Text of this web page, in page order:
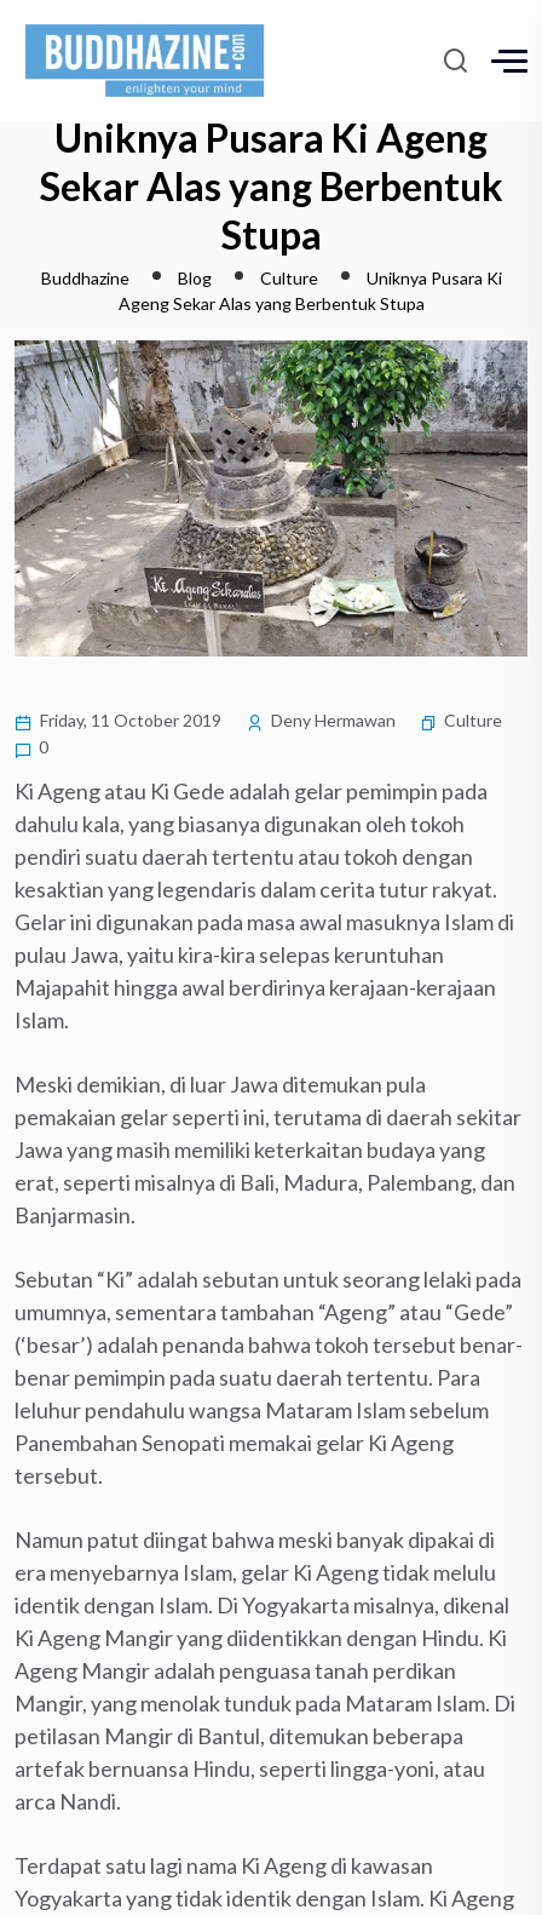
Uniknya Pusara Ki Ageng
Sekar Alas yang Berbentuk
Stupa
Buddhazine Blog Culture
Uniknya Pusara Ki
Ageng Sekar Alas yang Berbentuk Stupa
Friday, 11 October 2019 Deny Hermawan
Culture
0
Ki Ageng atau Ki Gede adalah gelar pemimpin pada
dahulu kala, yang biasanya digunakan oleh tokoh
pendiri suatu daerah tertentu atau tokoh dengan
kesaktian yang legendaris dalam cerita tutur rakyat.
Gelar ini digunakan pada masa awal masuknya Islam di
pulau Jawa, yaitu kira-kira selepas keruntuhan
Majapahit hingga awal berdirinya kerajaan-kerajaan
Islam.
Meski demikian, di luar Jawa ditemukan pula
pemakaian gelar seperti ini, terutama di daerah sekitar
Jawa yang masih memiliki keterkaitan budaya yang
erat, seperti misalnya di Bali, Madura, Palembang, dan
Banjarmasin.
Sebutan “Ki” adalah sebutan untuk seorang lelaki pada
umumnya, sementara tambahan “Ageng” atau “Gede”
(‘besar’) adalah penanda bahwa tokoh tersebut benar-
benar pemimpin pada suatu daerah tertentu. Para
leluhur pendahulu wangsa Mataram Islam sebelum
Panembahan Senopati memakai gelar Ki Ageng
tersebut.
Namun patut diingat bahwa meski banyak dipakai di
era menyebarnya Islam, gelar Ki Ageng tidak melulu
identik dengan Islam. Di Yogyakarta misalnya, dikenal
Ki Ageng Mangir yang diidentikkan dengan Hindu. Ki
Ageng Mangir adalah penguasa tanah perdikan
Mangir, yang menolak tunduk pada Mataram Islam. Di
petilasan Mangir di Bantul, ditemukan beberapa
artefak bernuansa Hindu, seperti lingga-yoni, atau
arca Nandi.
Terdapat satu lagi nama Ki Ageng di kawasan
Yogyakarta yang tidak identik dengan Islam. Ki Ageng